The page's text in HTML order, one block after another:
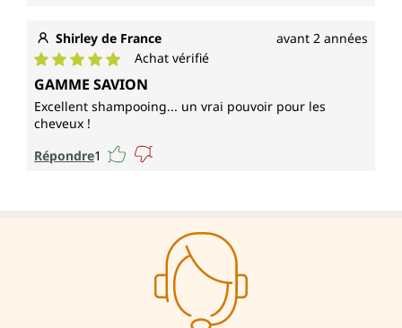
Shirley de France avant 2 années
Note moyenne de 5 sur 5 étoiles
Achat vérifié
GAMME SAVION
Excellent shampooing... un vrai pouvoir pour les
cheveux !
Répondre1